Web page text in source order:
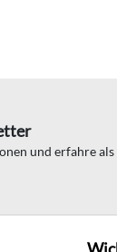
und erfahre